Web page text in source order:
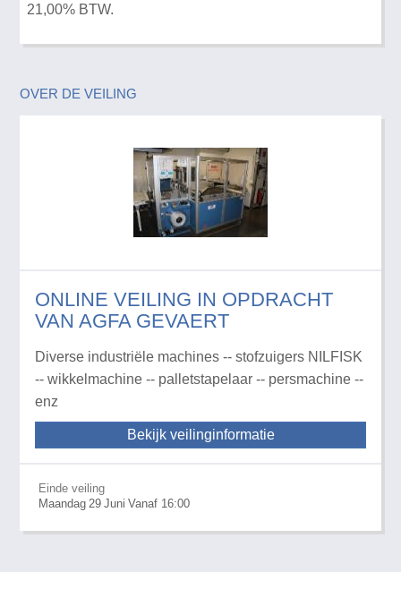
21,00% BTW.
OVER DE VEILING
ONLINE VEILING IN OPDRACHT
VAN AGFA GEVAERT
Diverse industriële machines -- stofzuigers NILFISK
-- wikkelmachine -- palletstapelaar -- persmachine --
enz
Bekijk veilinginformatie
Einde veiling
Maandag 29 Juni Vanaf 16:00